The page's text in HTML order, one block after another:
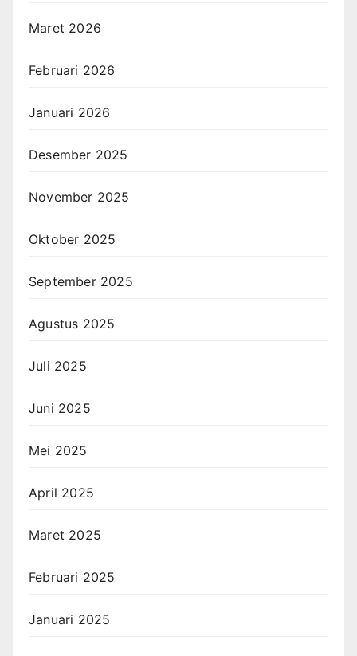
Maret 2026
Februari 2026
Januari 2026
Desember 2025
November 2025
Oktober 2025
September 2025
Agustus 2025
Juli 2025
Juni 2025
Mei 2025
April 2025
Maret 2025
Februari 2025
Januari 2025